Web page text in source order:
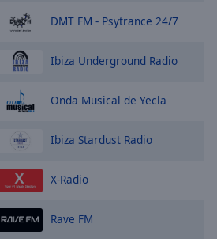
DMT FM - Psytrance 24/7
Ibiza Underground Radio
Onda Musical de Yecla
Ibiza Stardust Radio
Х-Radio
Rave FM